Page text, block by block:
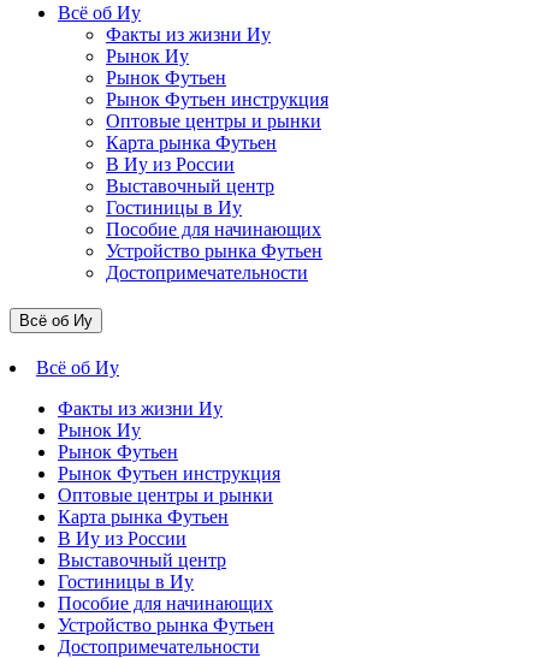
Всё об Иу
Факты из жизни Иу
Рынок Иу
Рынок Футьен
Рынок Футьен инструкция
Оптовые центры и рынки
Карта рынка Футьен
В Иу из России
Выставочный центр
Гостиницы в Иу
Пособие для начинающих
Устройство рынка Футьен
Достопримечательности
Всё об Иу
Всё об Иу
Факты из жизни Иу
Рынок Иу
Рынок Футьен
Рынок Футьен инструкция
Оптовые центры и рынки
Карта рынка Футьен
В Иу из России
Выставочный центр
Гостиницы в Иу
Пособие для начинающих
Устройство рынка Футьен
Достопримечательности